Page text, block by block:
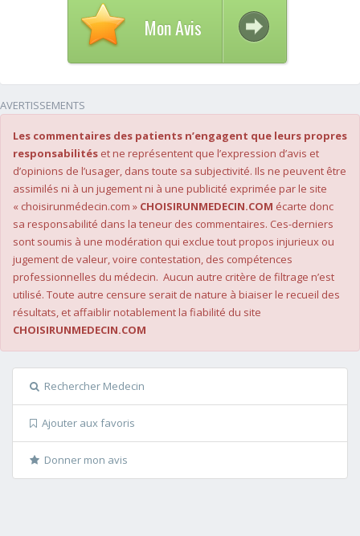
Mon Avis
AVERTISSEMENTS
Les commentaires des patients n’engagent que leurs propres
responsabilités et ne représentent que l’expression d’avis et
d’opinions de l’usager, dans toute sa subjectivité. Ils ne peuvent être
assimilés ni à un jugement ni à une publicité exprimée par le site
« choisirunmédecin.com » CHOISIRUNMEDECIN.COM écarte donc
sa responsabilité dans la teneur des commentaires. Ces-derniers
sont soumis à une modération qui exclue tout propos injurieux ou
jugement de valeur, voire contestation, des compétences
professionnelles du médecin. Aucun autre critère de filtrage n’est
utilisé. Toute autre censure serait de nature à biaiser le recueil des
résultats, et affaiblir notablement la fiabilité du site
CHOISIRUNMEDECIN.COM
Rechercher Medecin
Ajouter aux favoris
Donner mon avis